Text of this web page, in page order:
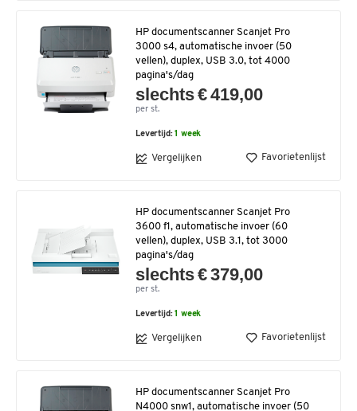
HP documentscanner Scanjet Pro
3000 s4, automatische invoer (50
vellen), duplex, USB 3.0, tot 4000
pagina's/dag
slechts € 419,00
per st.
Levertijd:1 week
Vergelijken Favorietenlijst
HP documentscanner Scanjet Pro
3600 f1, automatische invoer (60
vellen), duplex, USB 3.1, tot 3000
pagina's/dag
slechts € 379,00
per st.
Levertijd:1 week
Vergelijken Favorietenlijst
HP documentscanner Scanjet Pro
N4000 snw1, automatische invoer (50